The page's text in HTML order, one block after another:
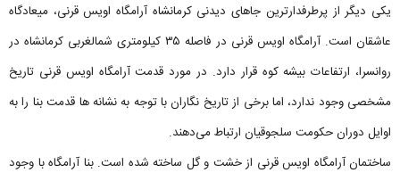
یکی دیگر از پرطرفدارترین جاهای دیدنی کرمانشاه آرامگاه اویس قرنی، میعادگاه
عاشقان است. آرامگاه اویس قرنی در فاصله ۳۵ کیلومتری شمالغربی کرمانشاه در
روانسرا، ارتفاعات بیشه کوه قرار دارد. در مورد قدمت آرامگاه اویس قرنی تاریخ
مشخصی وجود ندارد، اما برخی از تاریخ نگاران با توجه به نشانه ها قدمت بنا را به
اوایل دوران حکومت سلجوقیان ارتباط‌ می‌دهند.
ساختمان آرامگاه اویس قرنی از خشت و گل ساخته شده است. بنا آرامگاه با وجود